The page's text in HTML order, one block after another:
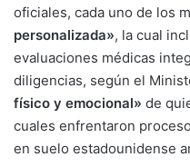
oficiales, cada uno de los
personalizada», la cual
evaluaciones médicas
diligencias, según el
físico y emocional» de
cuales enfrentaron
en suelo estadounidense